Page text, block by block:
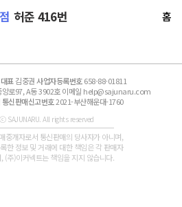
허준 416번 홈
대표김중권사업자등록번호658-88-01811
앙로97, A동 3902호 이메일 help@sajunaru.com
통신판매신고번호2021-부산해운대-1760
SAJUNARU. All rights reserved
중개자로서 통신판매의 당사자가 아니며,
한 정보 및 거래에 대한 책임은 각 판매자
(주)이커넥트는 책임을 지지 않습니다.